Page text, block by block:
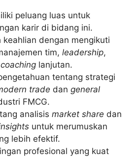
peluang luas untuk
karir di bidang ini.
keahlian dengan mengikuti
tim, leadership,
lanjutan.
tentang strategi
trade dan general
FMCG.
analisis market share dan
untuk merumuskan
lebih efektif.
profesional yang kuat